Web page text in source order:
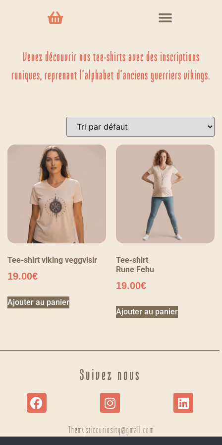
Venez découvrir nos tee-shirts avec des inscriptions
runiques, reprenant l’alphabet d’anciens guerriers vikings.
Tee-shirt viking veggvisir
19.00€
Ajouter au panier
Tee-shirt
Rune Fehu
19.00€
Ajouter au panier
Suivez nous
Themysticcuriosity@gmail.com